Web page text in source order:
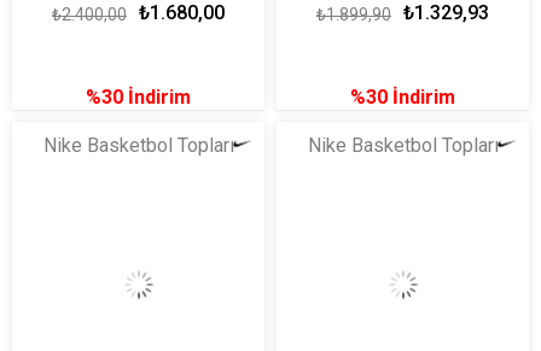
₺1.680,00
₺2.400,00
%30 İndirim
₺1.329,93
₺1.899,90
%30 İndirim
Nike Basketbol Topları Nike Basketbol Topları